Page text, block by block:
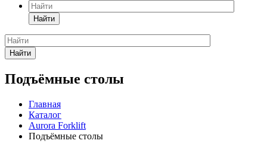
Найти
Найти
Подъёмные столы
Главная
Каталог
Aurora Forklift
Подъёмные столы